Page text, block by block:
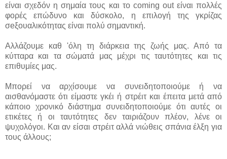
είναι σχεδόν η σημαία τους και το coming out είναι πολλές
φορές επώδυνο και δύσκολο, η επιλογή της γκρίζας
σeξουαλικότητας είναι πολύ σημαντική.
Αλλάζουμε καθ 'όλη τη διάρκεια της ζωής μας. Από τα
κύτταρα και τα σώματά μας μέχρι τις ταυτότητες και τις
επιθυμίες μας.
Μπορεί να αρχίσουμε να συνειδητοποιούμε ή να
αισθανόμαστε ότι είμαστε γκέι ή στρέιτ και έπειτα μετά από
κάποιο χρονικό διάστημα συνειδητοποιούμε ότι αυτές οι
ετικέτες ή οι ταυτότητες δεν ταιριάζουν πλέον, λένε οι
ψυχολόγοι. Και αν είσαι στρέιτ αλλά νιώθεις σπάνια έλξη για
τους άλλους;